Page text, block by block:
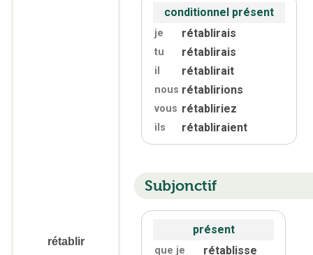
rétablir
conditionnel présent
je rétablirais
tu rétablirais
il rétablirait
nous rétablirions
vous rétabliriez
ils rétabliraient
Subjonctif
présent
que je rétablisse